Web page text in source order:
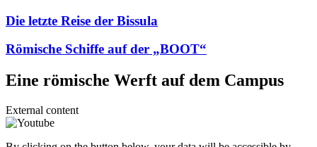
Die letzte Reise der Bissula
Römische Schiffe auf der „BOOT“
Eine römische Werft auf dem Campus
External content